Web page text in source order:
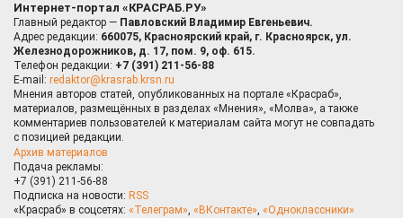
Интернет-портал «КРАСРАБ.РУ»
Главный редактор — Павловский Владимир Евгеньевич.
Адрес редакции: 660075, Красноярский край, г. Красноярск, ул.
Железнодорожников, д. 17, пом. 9, оф. 615.
Телефон редакции: +7 (391) 211-56-88
E-mail: redaktor@krasrab.krsn.ru
Мнения авторов статей, опубликованных на портале «Красраб»,
материалов, размещённых в разделах «Мнения», «Молва», а также
комментариев пользователей к материалам сайта могут не совпадать
с позицией редакции.
Архив материалов
Подача рекламы:
+7 (391) 211-56-88
Подписка на новости: RSS
«Красраб» в соцсетях: «Телеграм», «ВКонтакте», «Одноклассники»